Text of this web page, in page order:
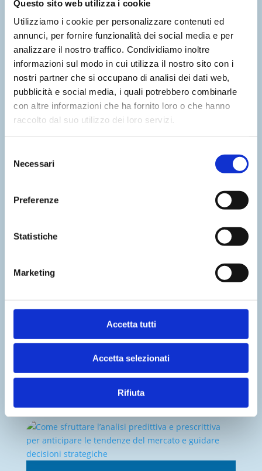
Questo sito web utilizza i cookie
Utilizziamo i cookie per personalizzare contenuti ed
annunci, per fornire funzionalità dei social media e per
analizzare il nostro traffico. Condividiamo inoltre
informazioni sul modo in cui utilizza il nostro sito con i
nostri partner che si occupano di analisi dei dati web,
pubblicità e social media, i quali potrebbero combinarle
con altre informazioni che ha fornito loro o che hanno
raccolto dal suo utilizzo dei loro servizi.
delNecessari
Preferenze
Statistiche
Marketing
Accetta tutti
Accetta selezionati
Rifiuta
L’impatto dell’RPA nel
Settore Bancario:
rivoluzionare l’efficienza
e la sicurezza
Giugno 2024
Partner: tutte le nostre
Edge Computing per
un’Architettura IT più
robusta